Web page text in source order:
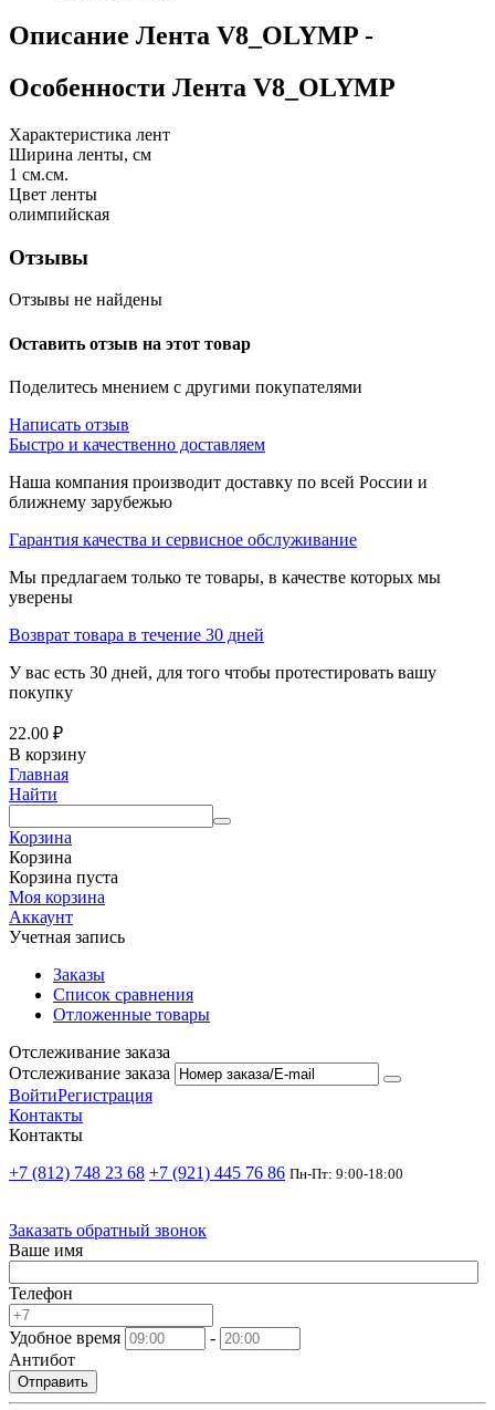
Описание Лента V8_OLYMP -
Особенности Лента V8_OLYMP
Характеристика лент
Ширина ленты, см
1 см.см.
Цвет ленты
олимпийская
Отзывы
Отзывы не найдены
Оставить отзыв на этот товар
Поделитесь мнением с другими покупателями
Написать отзыв
Быстро и качественно доставляем
Наша компания производит доставку по всей России и
ближнему зарубежью
Гарантия качества и сервисное обслуживание
Мы предлагаем только те товары, в качестве которых мы
уверены
Возврат товара в течение 30 дней
У вас есть 30 дней, для того чтобы протестировать вашу
покупку
22.00 ₽
В корзину
Главная
Найти
Корзина
Корзина
Корзина пуста
Моя корзина
Аккаунт
Учетная запись
Заказы
Список сравнения
Отложенные товары
Отслеживание заказа
Отслеживание заказа
ВойтиРегистрация
Контакты
Контакты
+7 (812) 748 23 68 +7 (921) 445 76 86 Пн-Пт: 9:00-18:00
Заказать обратный звонок
Ваше имя
Телефон
Удобное время
-
Антибот
Отправить